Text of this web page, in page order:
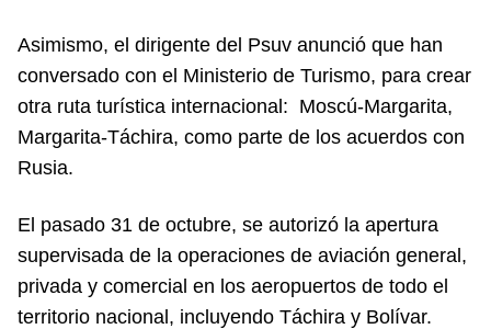
Asimismo, el dirigente del Psuv anunció que han
conversado con el Ministerio de Turismo, para crear
otra ruta turística internacional: Moscú-Margarita,
Margarita-Táchira, como parte de los acuerdos con
Rusia.
El pasado 31 de octubre, se autorizó la apertura
supervisada de la operaciones de aviación general,
privada y comercial en los aeropuertos de todo el
territorio nacional, incluyendo Táchira y Bolívar.